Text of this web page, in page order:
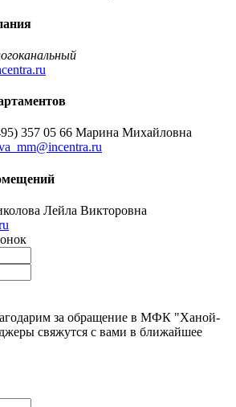
357 05 66 Марина Михайловна
Лейла Викторовна
за обращение в МФК "Ханой-
свяжутся с вами в ближайшее